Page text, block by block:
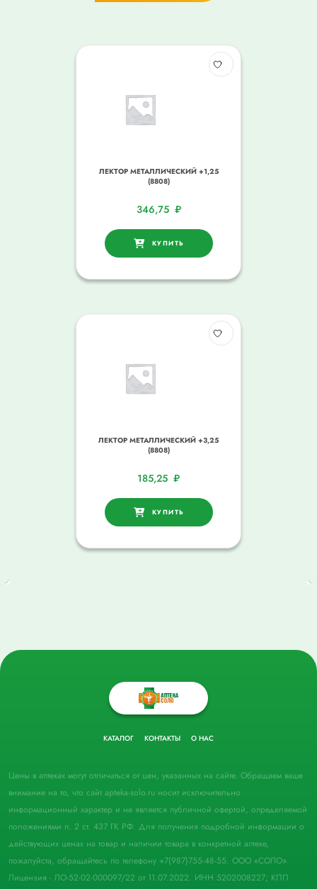
ЛЕКТОР МЕТАЛЛИЧЕСКИЙ +1,25
(8808)
346,75 ₽
КУПИТЬ
ЛЕКТОР МЕТАЛЛИЧЕСКИЙ +3,25
(8808)
185,25 ₽
КУПИТЬ
КАТАЛОГ КОНТАКТЫ О НАС
Цены в аптеках могут отличаться от цен, указанных на сайте. Обращаем ваше
внимание на то, что сайт apteka-solo.ru носит исключительно
информационный характер и не является публичной офертой, определяемой
положениями п. 2 ст. 437 ГК РФ. Для получения подробной информации о
действующих ценах на товар и наличии товара в конкретной аптеке,
пожалуйста, обращайтесь по телефону +7(987)755-48-55. ООО «СОЛО».
Лицензия - ЛО-52-02-000097/22 от 11.07.2022. ИНН 5202008227; КПП